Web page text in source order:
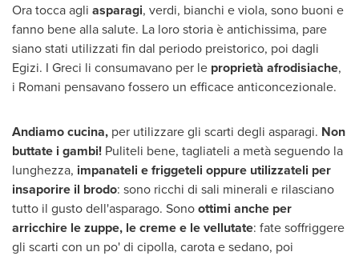
Ora tocca agli asparagi, verdi, bianchi e viola, sono buoni e
fanno bene alla salute. La loro storia è antichissima, pare
siano stati utilizzati fin dal periodo preistorico, poi dagli
Egizi. I Greci li consumavano per le proprietà afrodisiache,
i Romani pensavano fossero un efficace anticoncezionale.
Andiamo cucina, per utilizzare gli scarti degli asparagi. Non
buttate i gambi! Puliteli bene, tagliateli a metà seguendo la
lunghezza, impanateli e friggeteli oppure utilizzateli per
insaporire il brodo: sono ricchi di sali minerali e rilasciano
tutto il gusto dell'asparago. Sonoottimi anche per
arricchire le zuppe, le creme e le vellutate: fate soffriggere
gli scarti con un po' di cipolla, carota e sedano, poi